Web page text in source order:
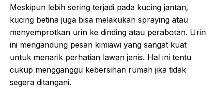
Meskipun lebih sering terjadi pada kucing jantan,
kucing betina juga bisa melakukan spraying atau
menyemprotkan urin ke dinding atau perabotan. Urin
ini mengandung pesan kimiawi yang sangat kuat
untuk menarik perhatian lawan jenis. Hal ini tentu
cukup mengganggu kebersihan rumah jika tidak
segera ditangani.